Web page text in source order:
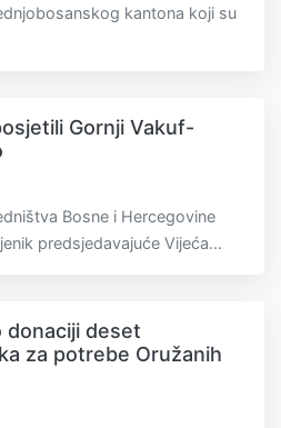
kantona koji su
Gornji Vakuf-
Bosne i Hercegovine
predsjedavajuće Vijeća...
donaciji deset
za potrebe Oružanih